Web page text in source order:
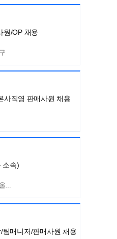
원/OP 채용
사직영 판매사원 채용
소속)
팀매니저/판매사원 채용